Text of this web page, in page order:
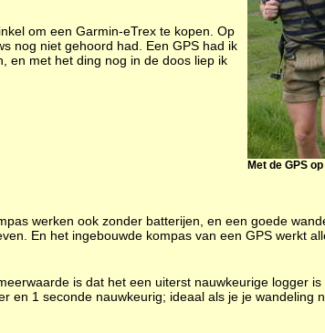
Met de GPS
om een Garmin-eTrex te kopen. Op
nog niet gehoord had. Een GPS had ik
en met het ding nog in de doos liep ik
werken ook zonder batterijen, en een goede
En het ingebouwde kompas van een GPS werkt
is dat het een uiterst nauwkeurige logger
en 1 seconde nauwkeurig; ideaal als je je wandeling